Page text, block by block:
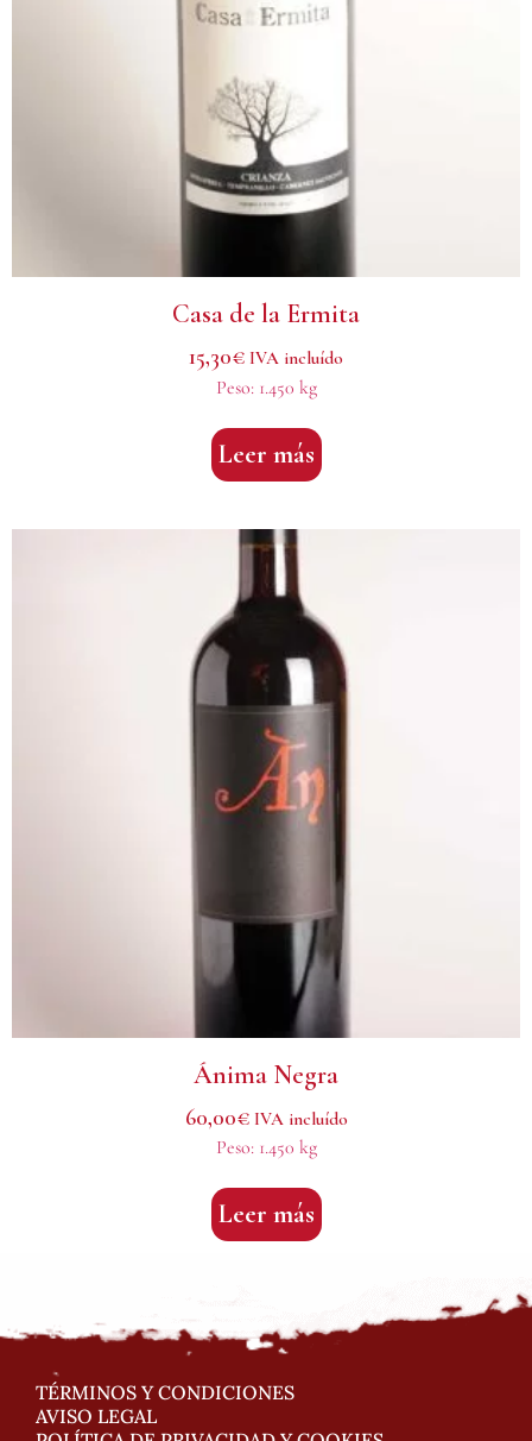
Casa de la Ermita
15,30€ IVA incluído
Peso:1.450 kg
Leer más
Ánima Negra
60,00€ IVA incluído
Peso:1.450 kg
Leer más
TÉRMINOS Y CONDICIONES
AVISO LEGAL